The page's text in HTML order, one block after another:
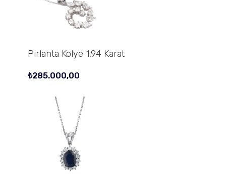
Pırlanta Kolye 1,94 Karat
₺285.000,00